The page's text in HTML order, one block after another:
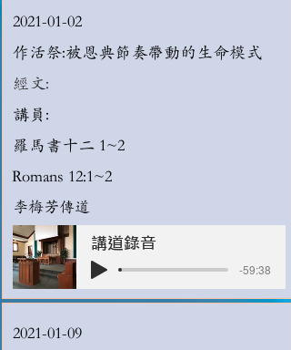
2021-01-02
作活祭:被恩典節奏帶動的生命模式
經文:
講員:
羅馬書十二 1~2
Romans 12:1~2
李梅芳傳道
講道錄音
-59:38
2021-01-09